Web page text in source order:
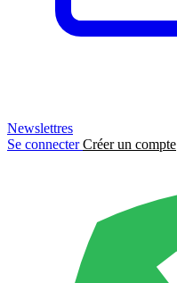
Newslettres
Se connecter Créer un compte